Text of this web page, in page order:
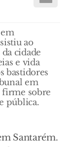
ao
cidade
e vida
bastidores
em
sobre
pública.
Santarém.